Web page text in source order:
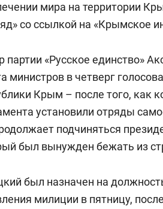
мира на территории
со ссылкой на «Крымское
партии «Русское единство»
министров в четверг
Крым – после того, как
установили отряды
подчиняться
был вынужден бежать из
был назначен на
милиции в пятницу,